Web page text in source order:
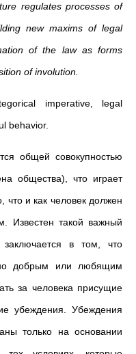
regulates processes of
new maxims of legal
of the law as forms
of involution.
imperative, legal
behavior.
общей совокупностью
общества), что играет
что и как человек должен
Известен такой важный
заключается в том, что
добрым или любящим
за человека присущие
убеждения. Убеждения
только на основании